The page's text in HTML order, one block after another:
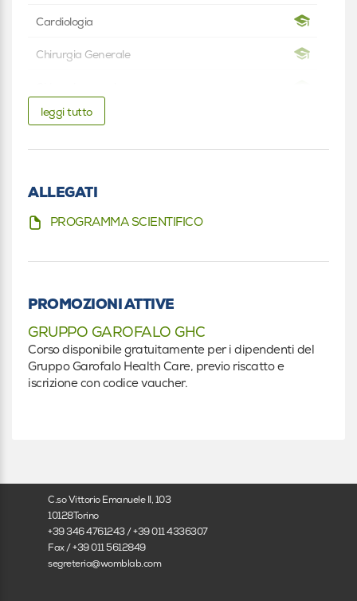
Cardiologia
Chirurgia Generale
Nefrologia
Radiodiagnostica
Infermiere
Infermiere
Altro
Altro
Specializzando
In formazione
leggi tutto
ALLEGATI
PROGRAMMA SCIENTIFICO
PROMOZIONI ATTIVE
GRUPPO GAROFALO GHC
Corso disponibile gratuitamente per i dipendenti del
Gruppo Garofalo Health Care, previo riscatto e
iscrizione con codice vaucher.
C.so Vittorio Emanuele II, 103
10128Torino
+39 346 4761243 / +39 011 4336307
Fax / +39 011 5612849
segreteria@womblab.com